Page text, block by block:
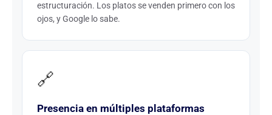
estructuración. Los platos se venden primero con los
ojos, y Google lo sabe.
🔗
Presencia en múltiples plataformas